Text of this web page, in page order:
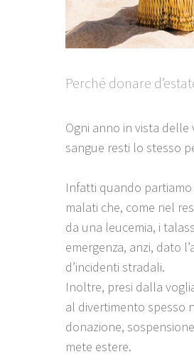
Perché donare
Ogni anno in vista
sangue resti lo stesso
Infatti quando
malati che, come nel
da una leucemia, i
emergenza, anzi, dato
d’incidenti stradali.
Inoltre, presi dalla
al divertimento spesso
donazione,
mete estere.